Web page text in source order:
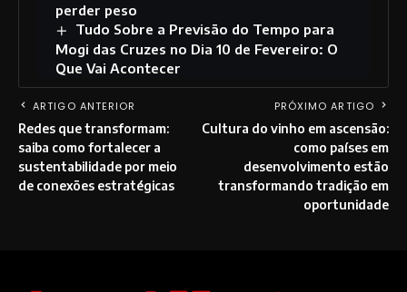
perder peso
Tudo Sobre a Previsão do Tempo para
Mogi das Cruzes no Dia 10 de Fevereiro: O
Que Vai Acontecer
ARTIGO ANTERIOR
Redes que transformam:
saiba como fortalecer a
sustentabilidade por meio
de conexões estratégicas
PRÓXIMO ARTIGO
Cultura do vinho em ascensão:
como países em
desenvolvimento estão
transformando tradição em
oportunidade